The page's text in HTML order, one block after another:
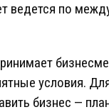
ведется по
условия.
бизнес —